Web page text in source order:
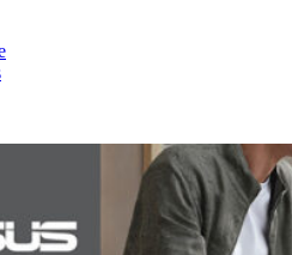
Gadget IT ,Laptop, Smartphone , ย